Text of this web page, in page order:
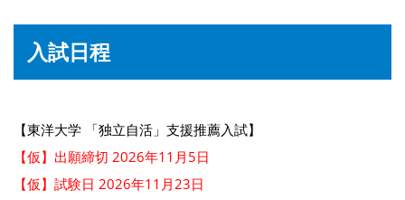
入試日程
【東洋大学 「独立自活」支援推薦入試】
【仮】出願締切 2026年11月5日
【仮】試験日 2026年11月23日